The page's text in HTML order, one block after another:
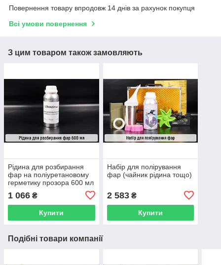
Повернення товару впродовж 14 днів за рахунок покупця
Всі умови повернення
З цим товаром також замовляють
Рідина для розбирання
фар на поліуретановому
герметику прозора 600 мл
1 066 ₴
Купити
Набір для полірування
фар (чайник рідина тощо)
2 583₴
Купити
Подібні товари компанії